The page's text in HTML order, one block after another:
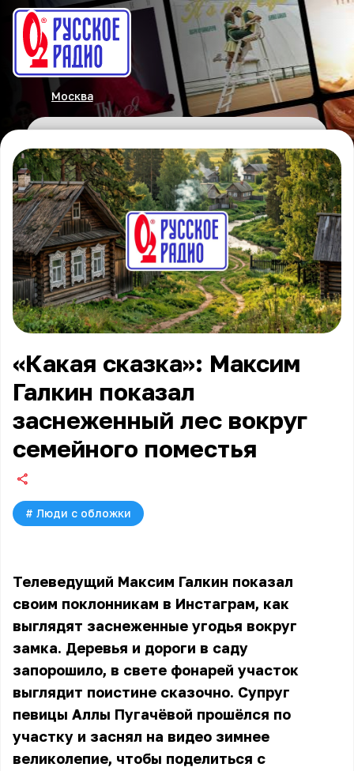
Москва
«Какая сказка»: Максим
Галкин показал
заснеженный лес вокруг
семейного поместья
# Люди с обложки
Телеведущий Максим Галкин показал
своим поклонникам в Инстаграм, как
выглядят заснеженные угодья вокруг
замка. Деревья и дороги в саду
запорошило, в свете фонарей участок
выглядит поистине сказочно. Супруг
певицы Аллы Пугачёвой прошёлся по
участку и заснял на видео зимнее
великолепие, чтобы поделиться с